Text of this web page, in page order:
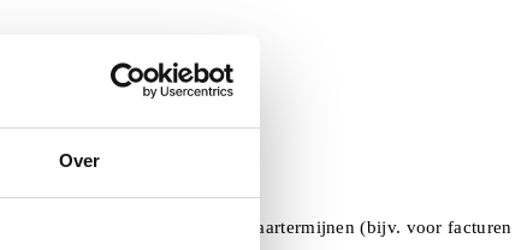
Over
van de wettelijke bewaartermijnen (bijv. voor facturen